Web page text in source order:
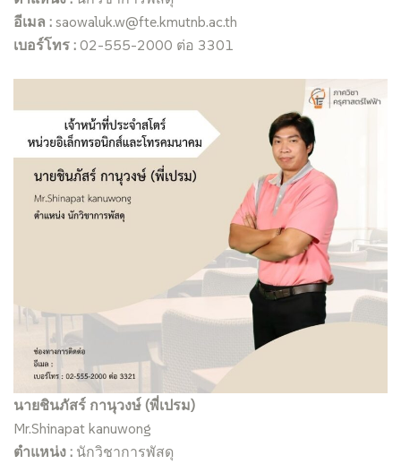
อีเมล : saowaluk.w@fte.kmutnb.ac.th
เบอร์โทร : 02-555-2000 ต่อ 3301
นายชินภัสร์ กานุวงษ์ (พี่เปรม)
Mr.Shinapat kanuwong
ตำแหน่ง : นักวิชาการพัสดุ